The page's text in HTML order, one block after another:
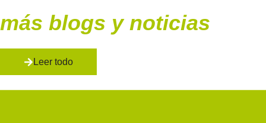
más blogs y noticias
Leer todo